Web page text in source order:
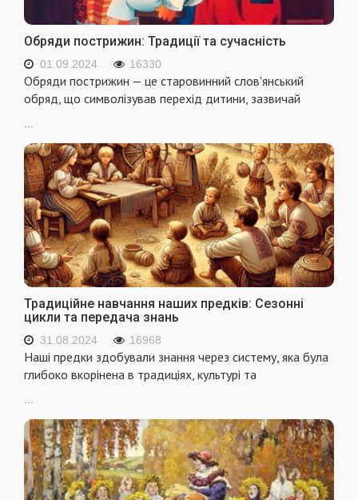
Обряди пострижин: Традиції та сучасність
01.09.2024 16330
Обряди пострижин — це старовинний слов'янський
обряд, що символізував перехід дитини, зазвичай
Традиційне навчання наших предків: Сезонні
цикли та передача знань
31.08.2024 16968
Наші предки здобували знання через систему, яка була
глибоко вкорінена в традиціях, культурі та